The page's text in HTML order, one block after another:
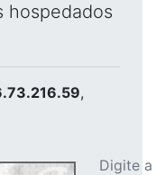
hospedados
,
Digite